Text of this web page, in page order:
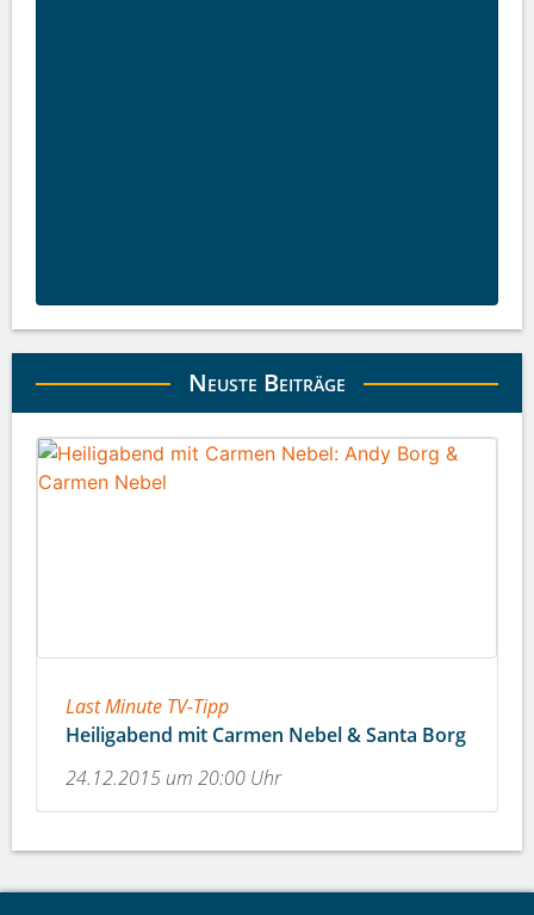
Neuste Beiträge
Last Minute TV-Tipp
Heiligabend mit Carmen Nebel & Santa Borg
24.12.2015 um 20:00 Uhr